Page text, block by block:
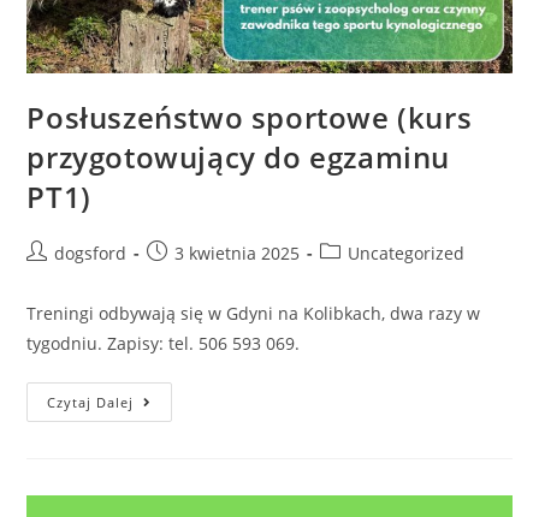
Posłuszeństwo sportowe (kurs
przygotowujący do egzaminu
PT1)
Postdogsford
Post3 kwietnia 2025
PostUncategorized
Treningi odbywają się w Gdyni na Kolibkach, dwa razy w
tygodniu. Zapisy: tel. 506 593 069.
Czytaj Dalej Posłuszeństwo
Sportowe
PT1)